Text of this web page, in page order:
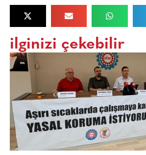
ilginizi çekebilir